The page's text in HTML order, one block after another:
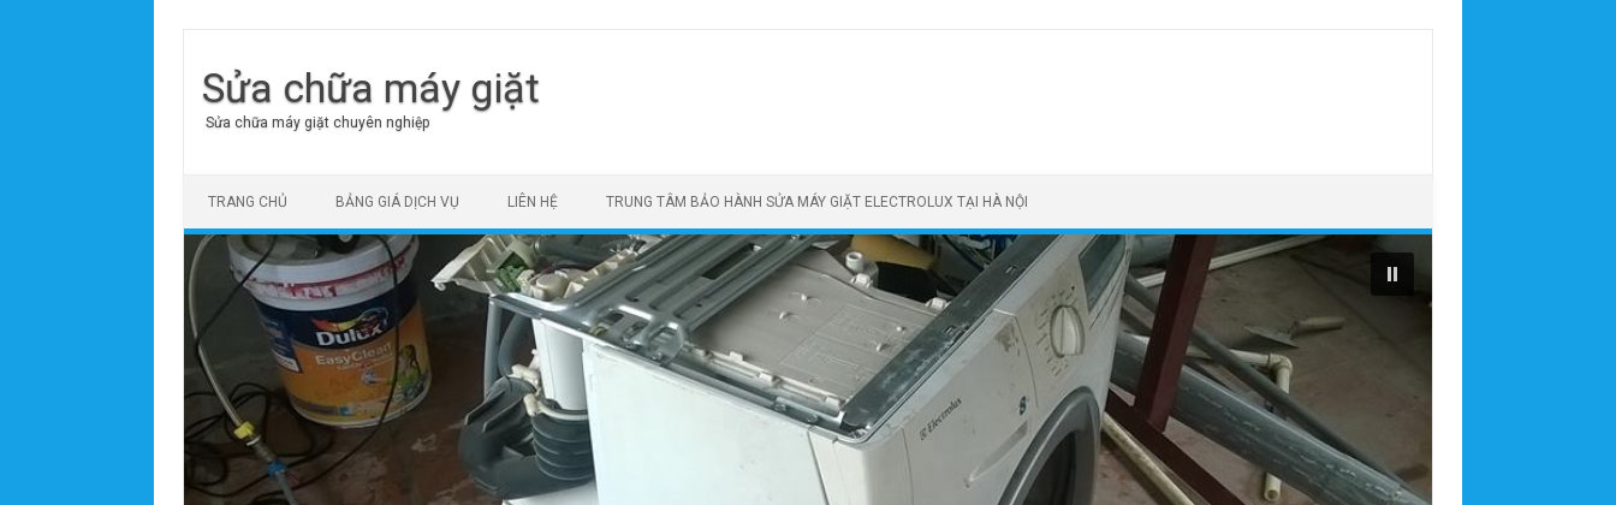
Sửa chữa máy giặt
Sửa chữa máy giặt chuyên nghiệp
TRANG CHỦ BẢNG GIÁ DỊCH VỤ LIÊN HỆ TRUNG TÂM BẢO HÀNH SỬA MÁY GIẶT ELECTROLUX TẠI HÀ NỘI